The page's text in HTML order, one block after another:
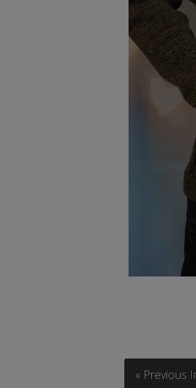
« Previous